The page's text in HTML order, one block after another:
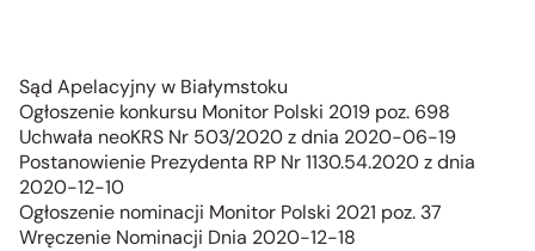
Sąd Apelacyjny w Białymstoku
Ogłoszenie konkursu Monitor Polski 2019 poz. 698
Uchwała neoKRS Nr 503/2020 z dnia 2020-06-19
Postanowienie Prezydenta RP Nr 1130.54.2020 z dnia
2020-12-10
Ogłoszenie nominacji Monitor Polski 2021 poz. 37
Wręczenie Nominacji Dnia 2020-12-18